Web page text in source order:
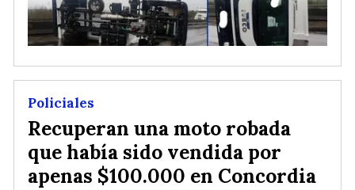
Recuperan una moto robada
que había sido vendida por
apenas $100.000 en Concordia
Policiales